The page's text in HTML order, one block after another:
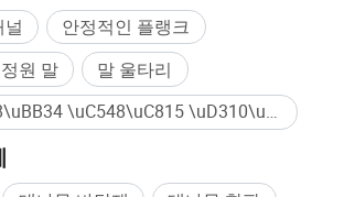
수
널
안정적인 플랭크
정원 말
말 울타리
\uB300\uB098\uBB34 \uC548\uC815 \uD310\uC790 \uC81C\uC870\uC5C5\uCCB4 대량구매